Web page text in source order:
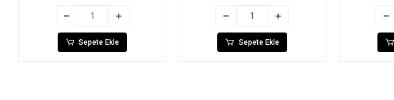
Sepete Ekle Sepete Ekle